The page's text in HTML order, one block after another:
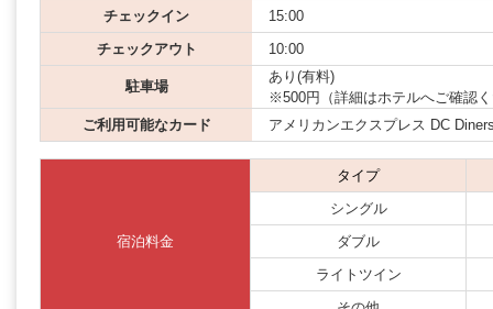
チェックイン
15:00
チェックアウト
10:00
駐車場
あり(有料)
※500円（詳細はホテルへご確認
ご利用可能なカード
アメリカンエクスプレス DC
宿泊料金
タイプ
シングル
ダブル
ライトツイン